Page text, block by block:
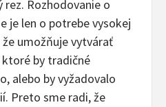
Rozhodovanie o
je len o potrebe vysokej
umožňuje vytvárať
by tradičné
alebo by vyžadovalo
Preto sme radi, že